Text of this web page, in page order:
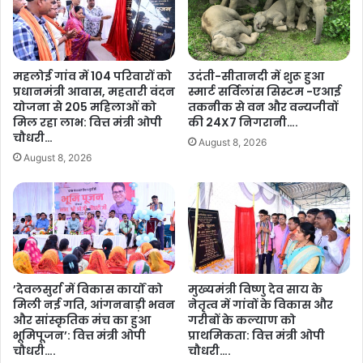
रु
ण
सा
…
शौ
र्य
का
ति
हा
स
:
दे
के
ह
ले
ज
न
जा
ती
य
डि
जि
महलोई गांव में 104 परिवारों को
प्रधानमंत्री आवास, महतारी वंदन
योजना से 205 महिलाओं को
मिल रहा लाभ: वित्त मंत्री ओपी
चौधरी…
August 8, 2026
उदंती-सीतानदी में शुरू हुआ
स्मार्ट सर्विलांस सिस्टम -एआई
तकनीक से वन और वन्यजीवों
की 24X7 निगरानी….
August 8, 2026
’देवलसुर्रा में विकास कार्यों को
मिली नई गति, आंगनबाड़ी भवन
और सांस्कृतिक मंच का हुआ
भूमिपूजन’: वित्त मंत्री ओपी
चौधरी….
मुख्यमंत्री विष्णु देव साय के
नेतृत्व में गांवों के विकास और
गरीबों के कल्याण को
प्राथमिकता: वित्त मंत्री ओपी
चौधरी….